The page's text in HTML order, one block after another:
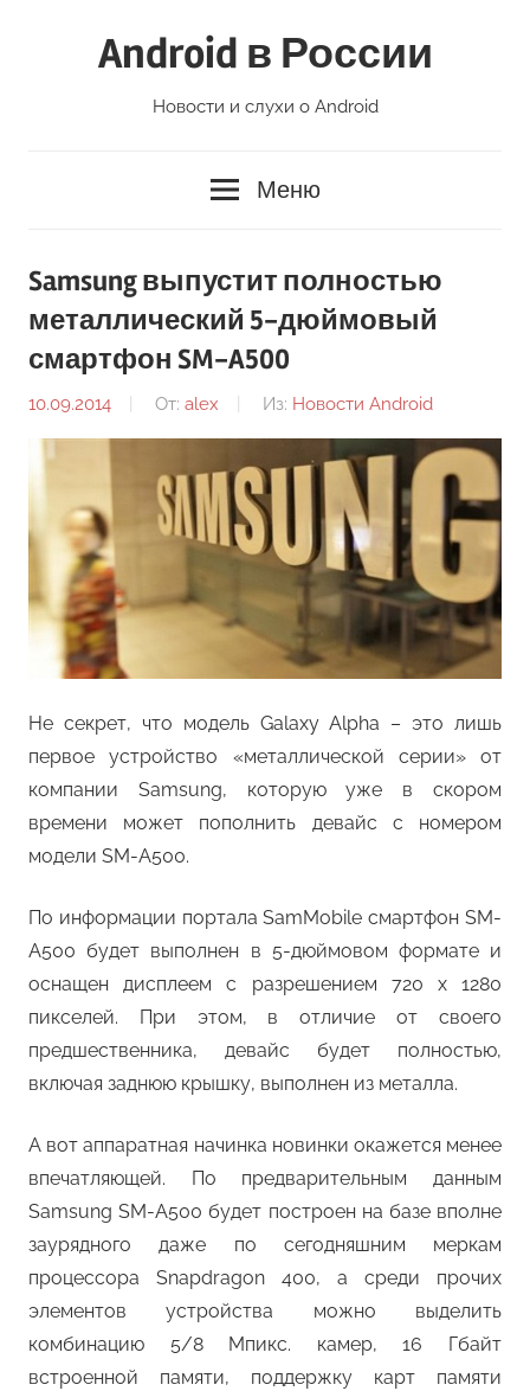
Android в России
Новости и слухи о Android
Меню
Samsung выпустит полностью
металлический 5-дюймовый
смартфон SM-A500
10.09.2014 От: alex Из: Новости Android
Не секрет, что модель Galaxy Alpha – это лишь
первое устройство «металлической серии» от
компании Samsung, которую уже в скором
времени может пополнить девайс с номером
модели SM-A500.
По информации портала SamMobile смартфон SM-
A500 будет выполнен в 5-дюймовом формате и
оснащен дисплеем с разрешением 720 x 1280
пикселей. При этом, в отличие от своего
предшественника, девайс будет полностью,
включая заднюю крышку, выполнен из металла.
А вот аппаратная начинка новинки окажется менее
впечатляющей. По предварительным данным
Samsung SM-A500 будет построен на базе вполне
заурядного даже по сегодняшним меркам
процессора Snapdragon 400, а среди прочих
элементов устройства можно выделить
комбинацию 5/8 Мпикс. камер, 16 Гбайт
встроенной памяти, поддержку карт памяти